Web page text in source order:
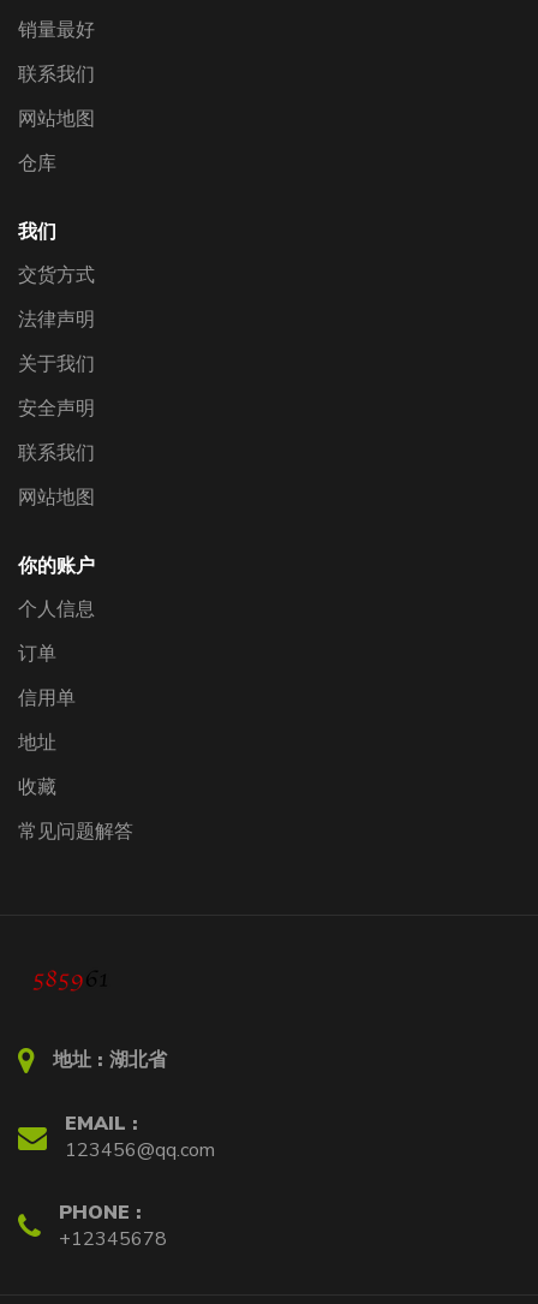
销量最好
联系我们
网站地图
仓库
我们
交货方式
法律声明
关于我们
安全声明
联系我们
网站地图
你的账户
个人信息
订单
信用单
地址
收藏
常见问题解答
地址 : 湖北省
EMAIL :
123456@qq.com
PHONE :
+12345678